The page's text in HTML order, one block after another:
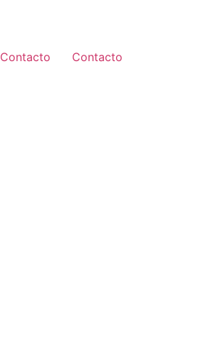
Contacto Contacto